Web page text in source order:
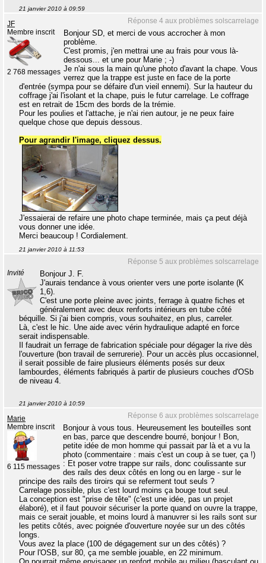
21 janvier 2010 à 09:59
Réponse 4 aux problèmes solscarrelage
JF
Membre inscrit
2 768 messages
Bonjour SD, et merci de vous accrocher à mon
problème.
C'est promis, j'en mettrai une au frais pour vous là-
dessous... et une pour Marie ; -)
Je n'ai sous la main qu'une photo d'avant la chape. Vous
verrez que la trappe est juste en face de la porte
d'entrée (sympa pour se défaire d'un vieil ennemi). Sur la hauteur du
coffrage j'ai l'isolant et la chape, puis le futur carrelage. Le coffrage
est en retrait de 15cm des bords de la trémie.
Pour les poulies et l'attache, je n'ai rien autour, je ne peux faire
quelque chose que depuis dessous.
Pour agrandir l'image, cliquez dessus.
J'essaierai de refaire une photo chape terminée, mais ça peut déjà
vous donner une idée.
Merci beaucoup ! Cordialement.
21 janvier 2010 à 11:53
Réponse 5 aux problèmes solscarrelage
Invité
Bonjour J. F.
J'aurais tendance à vous orienter vers une porte isolante (K
1,6).
C'est une porte pleine avec joints, ferrage à quatre fiches et
généralement avec deux renforts intérieurs en tube côté
béquille. Si j'ai bien compris, vous souhaitez, en plus, carreler.
Là, c'est le hic. Une aide avec vérin hydraulique adapté en force
serait indispensable.
Il faudrait un ferrage de fabrication spéciale pour dégager la rive dès
l'ouverture (bon travail de serrurerie). Pour un accès plus occasionnel,
il serait possible de faire plusieurs éléments posés sur deux
lambourdes, éléments fabriqués à partir de plusieurs couches d'OSb
de niveau 4.
21 janvier 2010 à 10:59
Réponse 6 aux problèmes solscarrelage
Marie
Membre inscrit
6 115 messages
Bonjour à vous tous. Heureusement les bouteilles sont
en bas, parce que descendre bourré, bonjour ! Bon,
petite idée de mon homme qui passait par là et a vu la
photo (commentaire : mais c'est un coup à se tuer, ça !)
: Et poser votre trappe sur rails, donc coulissante sur
des rails des deux côtés en long ou en large - sur le
principe des rails des tiroirs qui se referment tout seuls ?
Carrelage possible, plus c'est lourd moins ça bouge tout seul.
La conception est "prise de tête" (c'est une idée, pas un projet
élaboré), et il faut pouvoir sécuriser la porte quand on ouvre la trappe,
mais ce serait jouable, et moins lourd à manuvrer si les rails sont sur
les petits côtés, avec poignée d'ouverture noyée sur un des côtés
longs.
Vous avez la place (100 de dégagement sur un des côtés) ?
Pour l'OSB, sur 80, ça me semble jouable, en 22 minimum.